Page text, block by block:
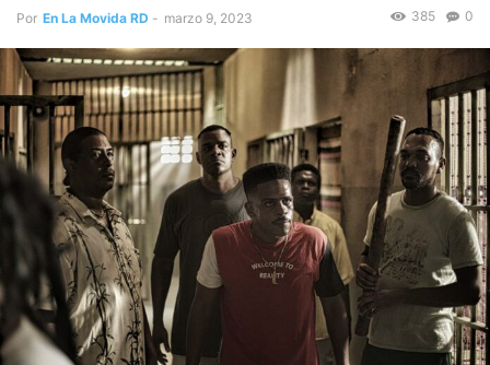
Por En La Movida RD - marzo 9, 2023 0
385